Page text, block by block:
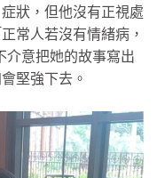
狀，但他沒有正視處
常人若沒有情緒病，
介意把她的故事寫出
堅強下去。